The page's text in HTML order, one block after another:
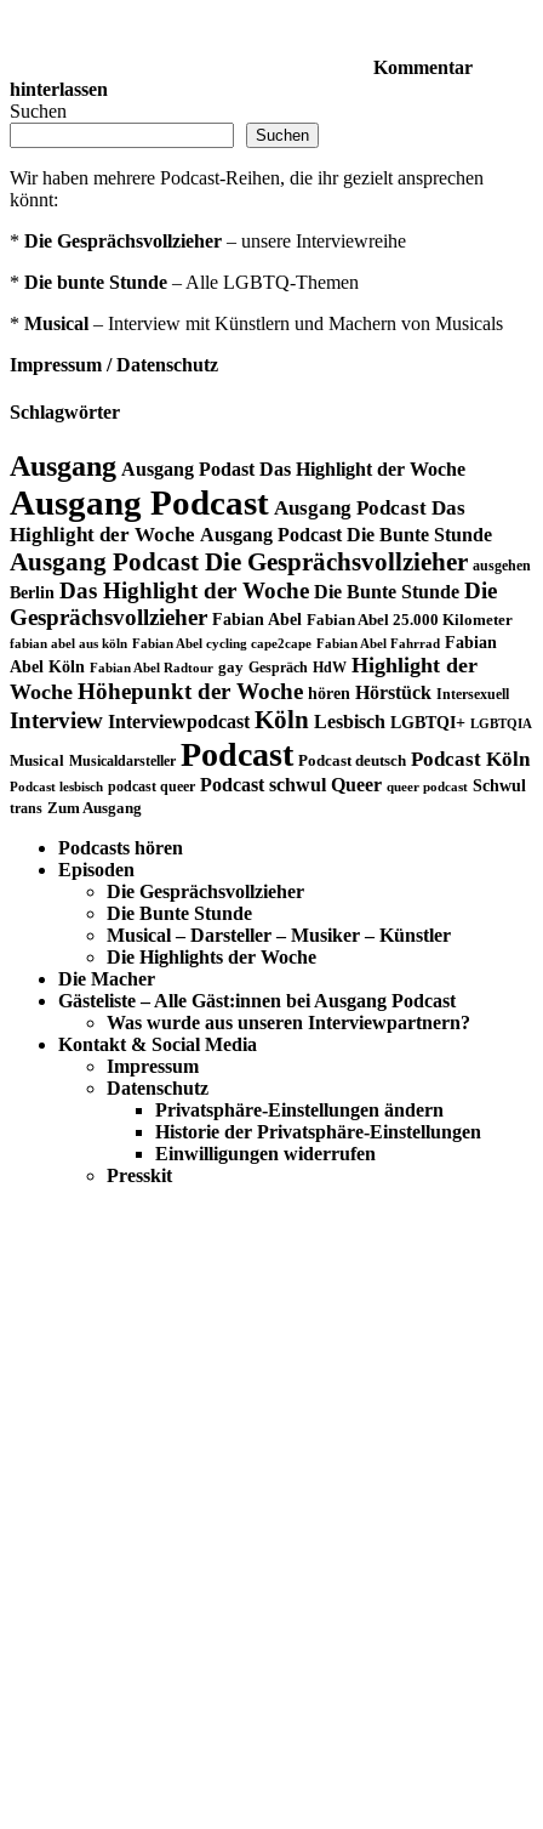
Kommentar
hinterlassen
Suchen
Suchen
Wir haben mehrere Podcast-Reihen, die ihr gezielt ansprechen
könnt:
* Die Gesprächsvollzieher – unsere Interviewreihe
* Die bunte Stunde – Alle LGBTQ-Themen
* Musical – Interview mit Künstlern und Machern von Musicals
Impressum / Datenschutz
Schlagwörter
Ausgang Ausgang Podast Das Highlight der Woche
Ausgang Podcast Ausgang Podcast Das
Highlight der Woche Ausgang Podcast Die Bunte Stunde
Ausgang Podcast Die Gesprächsvollzieher ausgehen
Berlin Das Highlight der Woche Die Bunte Stunde Die
Gesprächsvollzieher Fabian Abel Fabian Abel 25.000 Kilometer
fabian abel aus köln Fabian Abel cycling cape2cape Fabian Abel Fahrrad Fabian
Abel Köln Fabian Abel Radtour gay Gespräch HdW Highlight der
Woche Höhepunkt der Woche hören Hörstück Intersexuell
Interview Interviewpodcast Köln Lesbisch LGBTQI+ LGBTQIA
Musical Musicaldarsteller Podcast Podcast deutsch Podcast Köln
Podcast lesbisch podcast queer Podcast schwul Queer queer podcast Schwul
trans Zum Ausgang
Podcasts hören
Episoden
Die Gesprächsvollzieher
Die Bunte Stunde
Musical – Darsteller – Musiker – Künstler
Die Highlights der Woche
Die Macher
Gästeliste – Alle Gäst:innen bei Ausgang Podcast
Was wurde aus unseren Interviewpartnern?
Kontakt & Social Media
Impressum
Datenschutz
Privatsphäre-Einstellungen ändern
Historie der Privatsphäre-Einstellungen
Einwilligungen widerrufen
Presskit